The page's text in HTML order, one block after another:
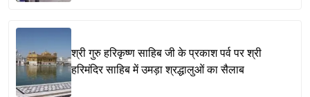
श्री गुरु हरिकृष्ण साहिब जी के प्रकाश पर्व पर श्री
हरिमंदिर साहिब में उमड़ा श्रद्धालुओं का सैलाब